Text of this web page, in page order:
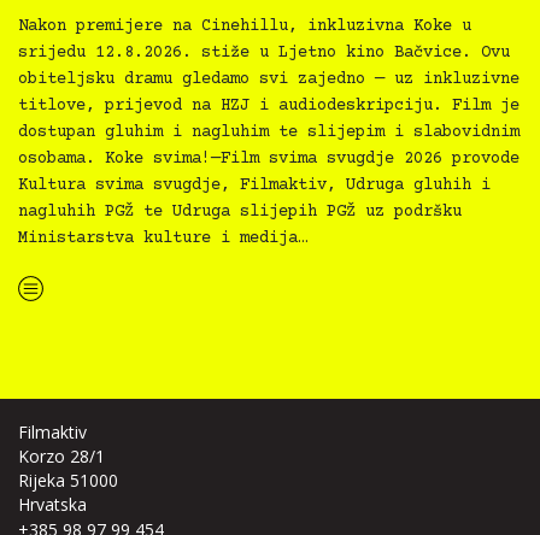
Nakon premijere na Cinehillu, inkluzivna Koke u
srijedu 12.8.2026. stiže u Ljetno kino Bačvice. Ovu
obiteljsku dramu gledamo svi zajedno — uz inkluzivne
titlove, prijevod na HZJ i audiodeskripciju. Film je
dostupan gluhim i nagluhim te slijepim i slabovidnim
osobama. Koke svima!—Film svima svugdje 2026 provode
Kultura svima svugdje, Filmaktiv, Udruga gluhih i
nagluhih PGŽ te Udruga slijepih PGŽ uz podršku
Ministarstva kulture i medija…
“Koke svima — inkluzivna Film svima x Kino Mediteran projekcija u Ljetnom kinu Bačvice”
Filmaktiv
Korzo 28/1
Rijeka 51000
Hrvatska
+385 98 97 99 454